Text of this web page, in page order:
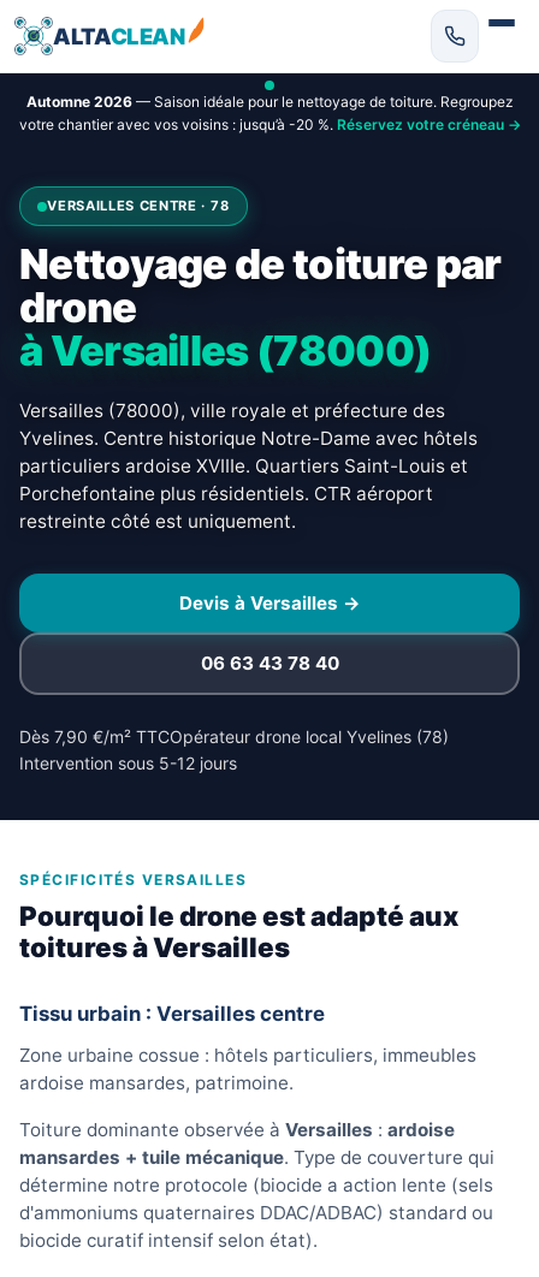
ALTACLEAN
Automne 2026— Saison idéale pour le nettoyage de toiture. Regroupez
votre chantier avec vos voisins : jusqu’à -20 %. Réservez votre créneau →
VERSAILLES CENTRE · 78
Nettoyage de toiture par
drone
à Versailles (78000)
Versailles (78000), ville royale et préfecture des
Yvelines. Centre historique Notre-Dame avec hôtels
particuliers ardoise XVIIIe. Quartiers Saint-Louis et
Porchefontaine plus résidentiels. CTR aéroport
restreinte côté est uniquement.
Devis à Versailles →
06 63 43 78 40
Dès 7,90 €/m² TTCOpérateur drone local Yvelines (78)
Intervention sous 5-12 jours
SPÉCIFICITÉS VERSAILLES
Pourquoi le drone est adapté aux
toitures à Versailles
Tissu urbain : Versailles centre
Zone urbaine cossue : hôtels particuliers, immeubles
ardoise mansardes, patrimoine.
Toiture dominante observée à Versailles : ardoise
mansardes + tuile mécanique. Type de couverture qui
détermine notre protocole (biocide a action lente (sels
d'ammoniums quaternaires DDAC/ADBAC) standard ou
biocide curatif intensif selon état).